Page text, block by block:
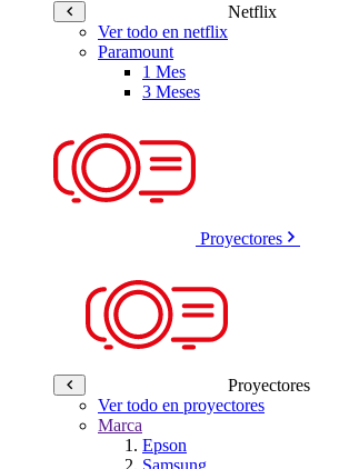
Netflix
Ver todo en netflix
Paramount
1 Mes
3 Meses
Proyectores
Proyectores
Ver todo en proyectores
Marca
Epson
Samsung